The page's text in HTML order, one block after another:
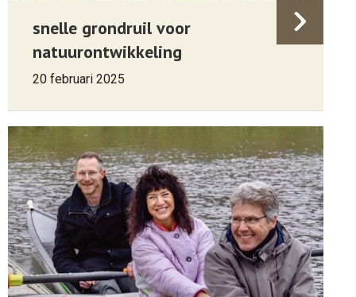
snelle grondruil voor
natuurontwikkeling
20 februari 2025